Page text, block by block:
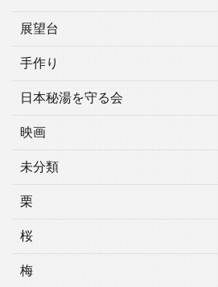
展望台
手作り
日本秘湯を守る会
映画
未分類
栗
桜
梅